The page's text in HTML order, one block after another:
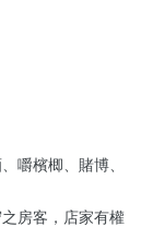
嚼檳楖、賭博、
房客，店家有權